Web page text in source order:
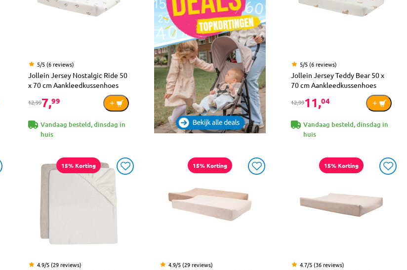
5/5 (6 reviews)
Jollein Jersey Nostalgic Ride 50
x 70 cm Aankleedkussenhoes
12,997,99
Vandaag besteld, dinsdag in
huis
5/5 (6 reviews)
Jollein Jersey Teddy Bear 50 x
70 cm Aankleedkussenhoes
12,9911,04
Vandaag besteld, dinsdag in
huis
15% Korting
4.9/5 (29 reviews)
15% Korting
4.9/5 (29 reviews)
15% Korting
4.7/5 (36 reviews)